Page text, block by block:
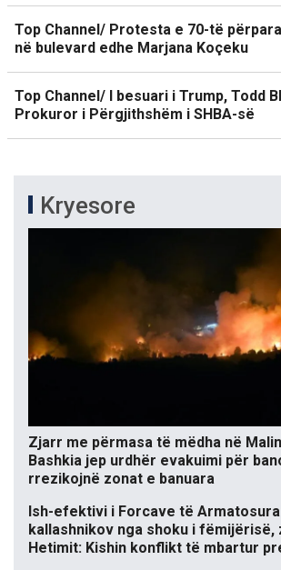
Top Channel/ Protesta e 70-të
në bulevard edhe Marjana Koçeku
Top Channel/ I besuari i Trump, Todd
Prokuror i Përgjithshëm i SHBA-së
Kryesore
Zjarr me përmasa të mëdha në
Bashkia jep urdhër evakuimi për
rrezikojnë zonat e banuara
Ish-efektivi i Forcave të
kallashnikov nga shoku i fëmijërisë,
Hetimit: Kishin konflikt të mbartur